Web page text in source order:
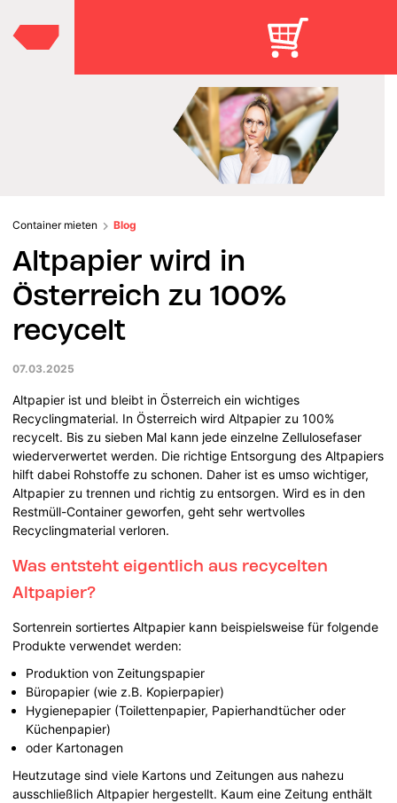
Container mieten Blog
Altpapier wird in
Österreich zu 100%
recycelt
07.03.2025
Altpapier ist und bleibt in Österreich ein wichtiges
Recyclingmaterial. In Österreich wird Altpapier zu 100%
recycelt. Bis zu sieben Mal kann jede einzelne Zellulosefaser
wiederverwertet werden. Die richtige Entsorgung des Altpapiers
hilft dabei Rohstoffe zu schonen. Daher ist es umso wichtiger,
Altpapier zu trennen und richtig zu entsorgen. Wird es in den
Restmüll-Container geworfen, geht sehr wertvolles
Recyclingmaterial verloren.
Was entsteht eigentlich aus recycelten
Altpapier?
Sortenrein sortiertes Altpapier kann beispielsweise für folgende
Produkte verwendet werden:
Produktion von Zeitungspapier
Büropapier (wie z.B. Kopierpapier)
Hygienepapier (Toilettenpapier, Papierhandtücher oder
Küchenpapier)
oder Kartonagen
Heutzutage sind viele Kartons und Zeitungen aus nahezu
ausschließlich Altpapier hergestellt. Kaum eine Zeitung enthält